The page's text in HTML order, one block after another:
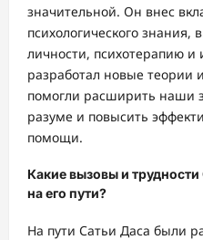
значительной. Он внес
психологического знания,
личности, психотерапию
разработал новые теории
помогли расширить наши
разуме и повысить
помощи.
Какие вызовы и
на его пути?
На пути Сатьи Даса были